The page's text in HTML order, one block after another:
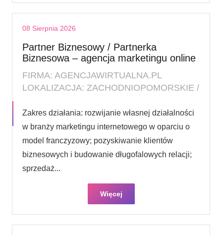
08 Sierpnia 2026
Partner Biznesowy / Partnerka
Biznesowa – agencja marketingu online
FIRMA: AGENCJAWIRTUALNA.PL
LOKALIZACJA: ZACHODNIOPOMORSKIE /
Zakres działania: rozwijanie własnej działalności
w branży marketingu internetowego w oparciu o
model franczyzowy; pozyskiwanie klientów
biznesowych i budowanie długofalowych relacji;
sprzedaż...
Więcej